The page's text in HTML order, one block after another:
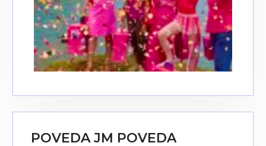
POVEDA JM POVEDA